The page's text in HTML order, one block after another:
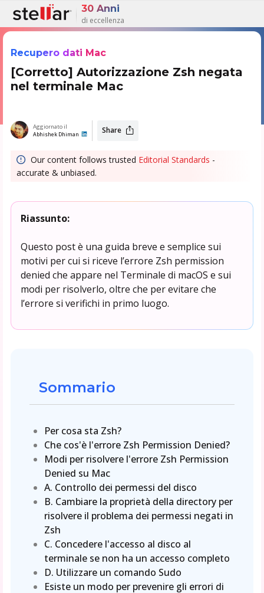
30 Anni
di eccellenza
Recupero dati Mac
[Corretto] Autorizzazione Zsh negata
nel terminale Mac
Aggiornato il
Abhishek Dhiman Share
Our content follows trusted Editorial Standards -
accurate & unbiased.
Riassunto:
Questo post è una guida breve e semplice sui
motivi per cui si riceve l’errore Zsh permission
denied che appare nel Terminale di macOS e sui
modi per risolverlo, oltre che per evitare che
l’errore si verifichi in primo luogo.
Sommario
Per cosa sta Zsh?
Che cos'è l'errore Zsh Permission Denied?
Modi per risolvere l'errore Zsh Permission
Denied su Mac
A. Controllo dei permessi del disco
B. Cambiare la proprietà della directory per
risolvere il problema dei permessi negati in
Zsh
C. Concedere l'accesso al disco al
terminale se non ha un accesso completo
D. Utilizzare un comando Sudo
Esiste un modo per prevenire gli errori di